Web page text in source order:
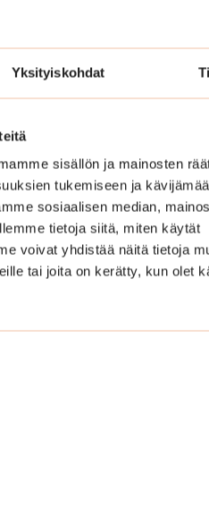
Yksityiskohdat
sisällön ja mainosten
tukemiseen ja
sosiaalisen median,
tietoja siitä, miten käytät
voivat yhdistää näitä tietoja
tai joita on kerätty, kun olet
vaihtelee
kohteen pinta-alasta,
ja millainen
räätälöidään. Hintaan
siivousvälineet ja -
tarpeitanne ja
ja hinta
Hintamme ovat
miten paljon ja mitä